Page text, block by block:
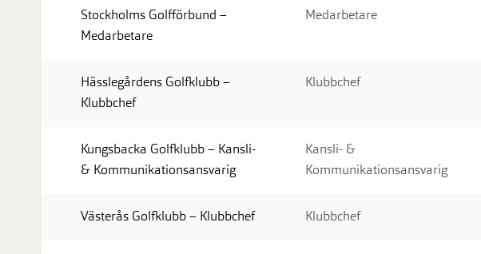
Stockholms Golfförbund –
Medarbetare
Medarbetare
Hässlegårdens Golfklubb –
Klubbchef
Klubbchef
Kungsbacka Golfklubb – Kansli-
& Kommunikationsansvarig
Kansli- &
Kommunikationsansvarig
Västerås Golfklubb – Klubbchef Klubbchef